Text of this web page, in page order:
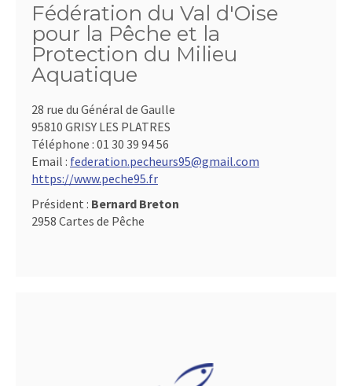
Fédération du Val d'Oise
pour la Pêche et la
Protection du Milieu
Aquatique
28 rue du Général de Gaulle
95810 GRISY LES PLATRES
Téléphone : 01 30 39 94 56
Email : federation.pecheurs95@gmail.com
https://www.peche95.fr
Président : Bernard Breton
2958 Cartes de Pêche